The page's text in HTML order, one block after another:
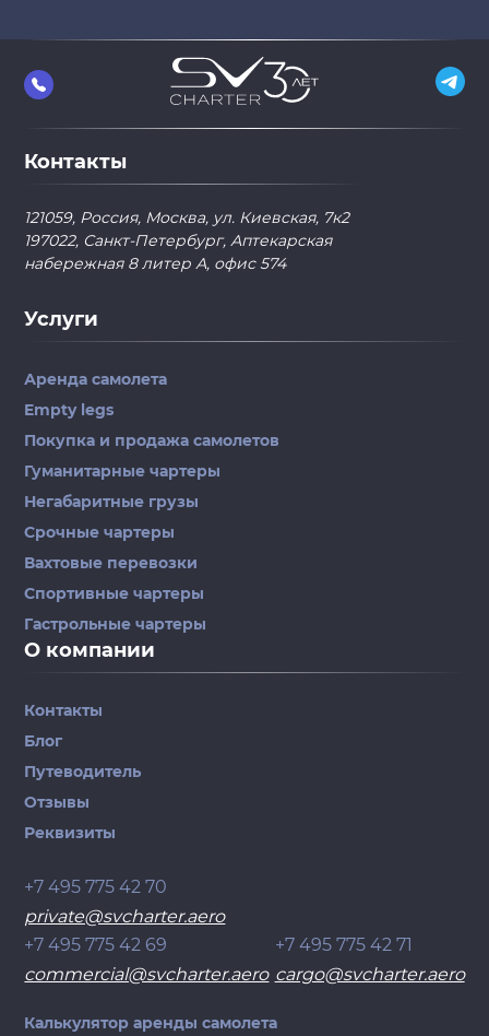
Контакты
121059, Россия, Москва, ул. Киевская, 7к2
197022, Санкт-Петербург, Аптекарская
набережная 8 литер А, офис 574
Услуги
Аренда самолета
Empty legs
Покупка и продажа самолетов
Гуманитарные чартеры
Негабаритные грузы
Срочные чартеры
Вахтовые перевозки
Спортивные чартеры
Гастрольные чартеры
О компании
Контакты
Блог
Путеводитель
Отзывы
Реквизиты
+7 495 775 42 70
private@svcharter.aero
+7 495 775 42 69
commercial@svcharter.aero
+7 495 775 42 71
cargo@svcharter.aero
Калькулятор аренды самолета